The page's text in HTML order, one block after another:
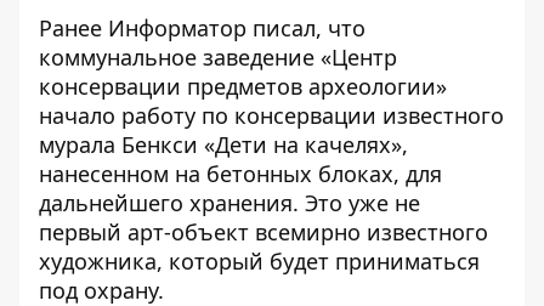
Ранее Информатор писал, что
коммунальное заведение «Центр
консервации предметов археологии»
начало работу по консервации известного
мурала Бенкси «Дети на качелях»,
нанесенном на бетонных блоках, для
дальнейшего хранения. Это уже не
первый арт-объект всемирно известного
художника, который будет приниматься
под охрану.